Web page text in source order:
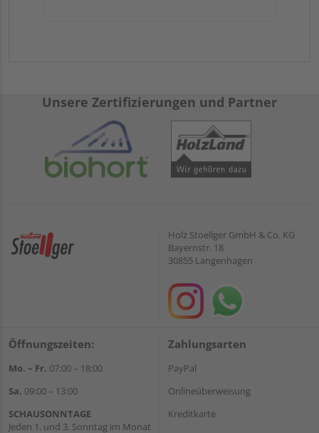
Unsere Zertifizierungen und Partner
Holz Stoellger GmbH & Co. KG
Bayernstr. 18
30855 Langenhagen
Öffnungszeiten:
Mo. – Fr. 07:00 – 18:00
Sa. 09:00 – 13:00
SCHAUSONNTAGE
Jeden 1. und 3. Sonntag im Monat
Zahlungsarten
PayPal
Onlineüberweisung
Kreditkarte